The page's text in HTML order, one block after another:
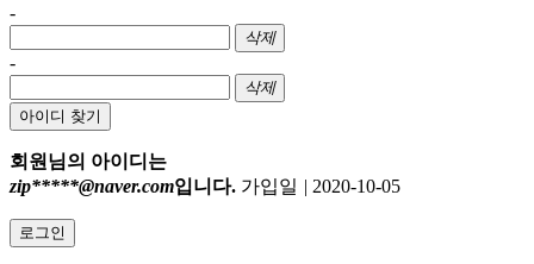
-
삭제
-
삭제
아이디 찾기
회원님의 아이디는
zip*****@naver.com입니다. 가입일 | 2020-10-05
로그인